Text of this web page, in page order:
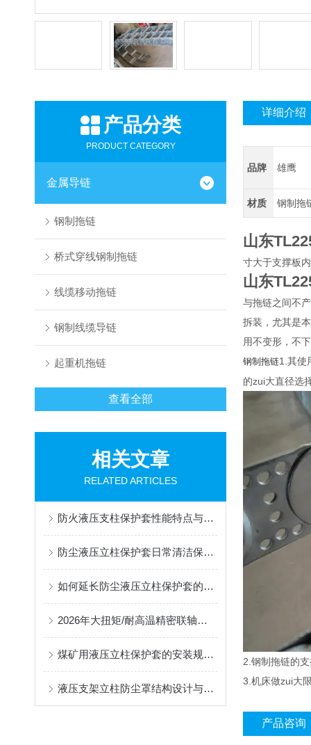
产品分类
PRODUCT CATEGORY
金属导链
钢制拖链
桥式穿线钢制拖链
线缆移动拖链
钢制线缆导链
起重机拖链
查看全部
相关文章
RELATED ARTICLES
防火液压支柱保护套性能特点与阻燃防护应用
防尘液压立柱保护套日常清洁保养与更换规范
如何延长防尘液压立柱保护套的使用寿命？
2026年大扭矩/耐高温精密联轴器定制找哪家？能实现精准定制的优质厂家盘点
煤矿用液压立柱保护套的安装规范与使用寿命提升方案
液压支架立柱防尘罩结构设计与密封防护原理
详细介绍
品牌 雄鹰
材质 钢制拖
山东
寸大于支撑板
山东
与拖链之间不
拆装，尤其是
用不变形，不
钢制拖链1.其使
的zui大直径选
2.钢制拖链的
3.机床做zui大
产品咨询